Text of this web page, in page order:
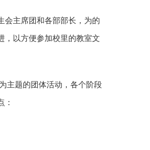
会主席团和各部部长，为的
，以方便参加校里的教室文
主题的团体活动，各个阶段
：